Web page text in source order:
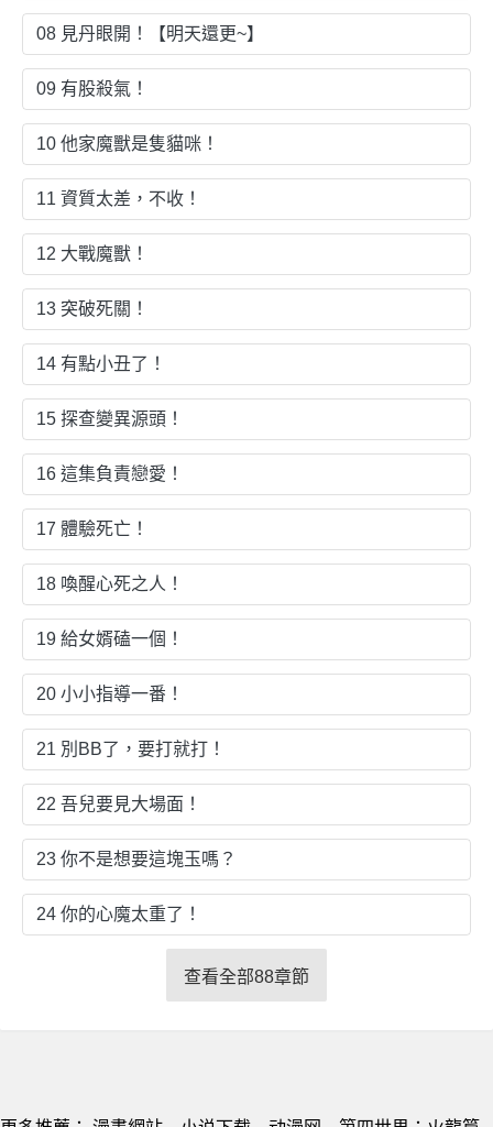
08 見丹眼開！【明天還更~】
09 有股殺氣！
10 他家魔獸是隻貓咪！
11 資質太差，不收！
12 大戰魔獸！
13 突破死關！
14 有點小丑了！
15 探查變異源頭！
16 這集負責戀愛！
17 體驗死亡！
18 喚醒心死之人！
19 給女婿磕一個！
20 小小指導一番！
21 別BB了，要打就打！
22 吾兒要見大場面！
23 你不是想要這塊玉嗎？
24 你的心魔太重了！
查看全部88章節